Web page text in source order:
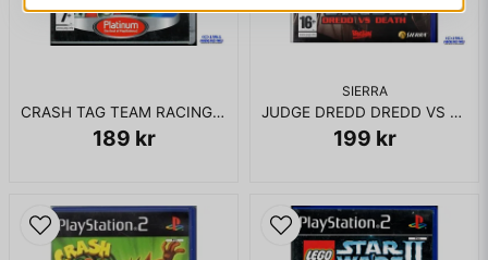
CRASH TAG TEAM RACING PS2
189 kr
SIERRA
JUDGE DREDD DREDD VS DEATH PS2
199 kr